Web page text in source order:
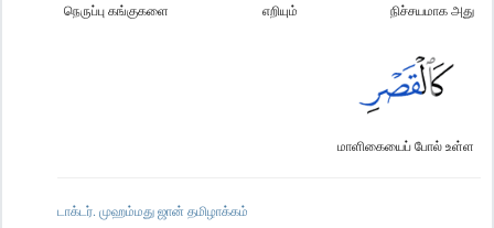
நிச்சயமாக அது
எறியும்
நெருப்பு கங்குகளை
மாளிகையைப் போல் உள்ள
டாக்டர். முஹம்மது ஜான் தமிழாக்கம்